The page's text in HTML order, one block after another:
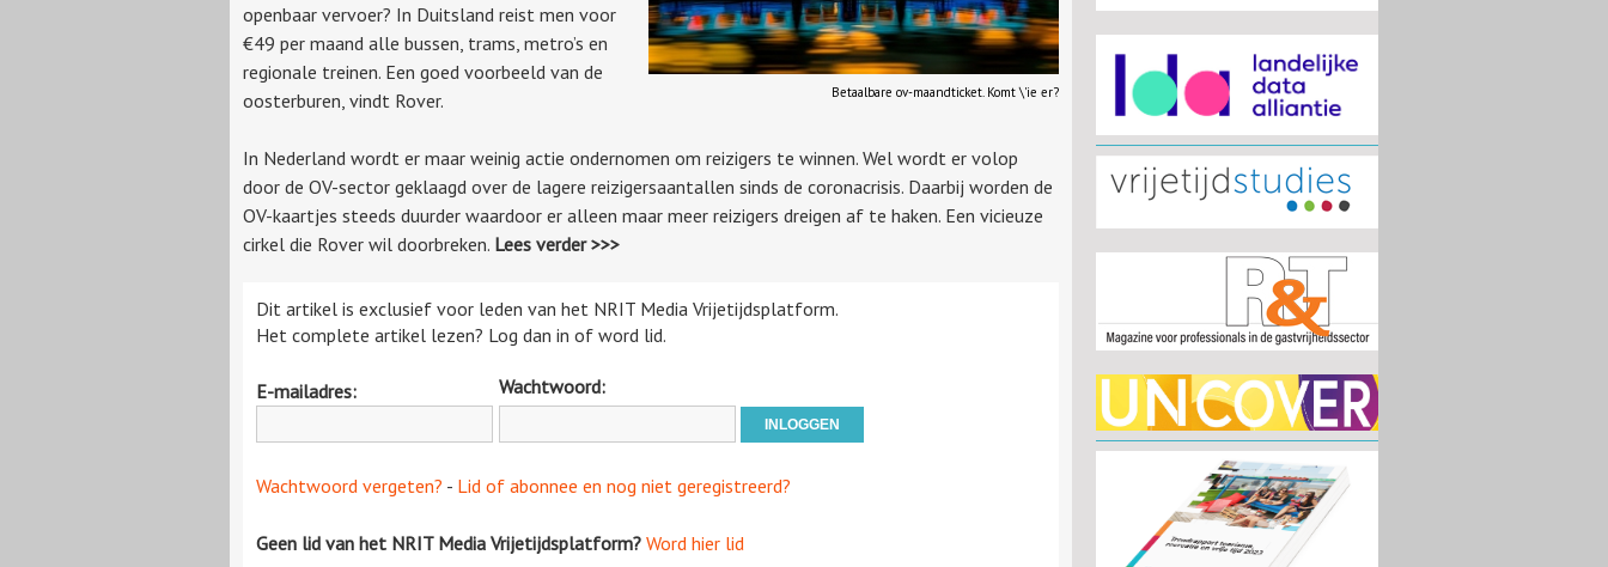
Betaalbare ov-maandticket. Komt \'ie er?
openbaar vervoer? In Duitsland reist men voor
€49 per maand alle bussen, trams, metro’s en
regionale treinen. Een goed voorbeeld van de
oosterburen, vindt Rover.
In Nederland wordt er maar weinig actie ondernomen om reizigers te winnen. Wel wordt er volop
door de OV-sector geklaagd over de lagere reizigersaantallen sinds de coronacrisis. Daarbij worden de
OV-kaartjes steeds duurder waardoor er alleen maar meer reizigers dreigen af te haken. Een vicieuze
cirkel die Rover wil doorbreken. Lees verder >>>
Dit artikel is exclusief voor leden van het NRIT Media Vrijetijdsplatform.
Het complete artikel lezen? Log dan in of word lid.
E-mailadres: Wachtwoord:
Wachtwoord vergeten? - Lid of abonnee en nog niet geregistreerd?
Geen lid van het NRIT Media Vrijetijdsplatform? Word hier lid